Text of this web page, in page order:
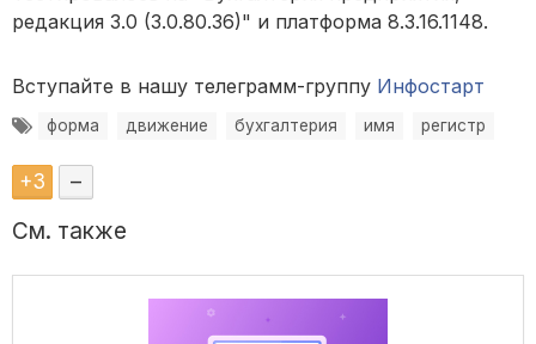
редакция 3.0 (3.0.80.36)" и платформа 8.3.16.1148.
Вступайте в нашу телеграмм-группу Инфостарт
форма движение бухгалтерия имя регистр
+3 –
См. также